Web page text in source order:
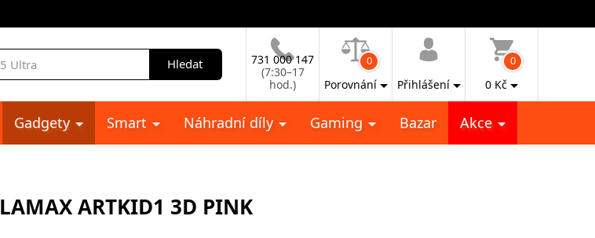
Hledat
731 000 147
(7:30–17
hod.)
0
Porovnání Přihlášení
0
0 Kč
Gadgety Smart Náhradní díly Gaming Bazar Akce
LAMAX ARTKID1 3D PINK